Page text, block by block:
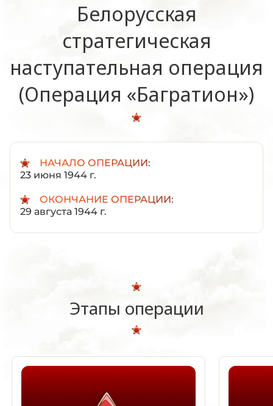
Белорусская
стратегическая
наступательная операция
(Операция «Багратион»)
НАЧАЛО ОПЕРАЦИИ:
23 июня 1944 г.
ОКОНЧАНИЕ ОПЕРАЦИИ:
29 августа 1944 г.
Этапы операции